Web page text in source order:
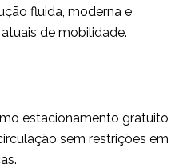
fluida, moderna e
de mobilidade.
estacionamento gratuito
sem restrições em